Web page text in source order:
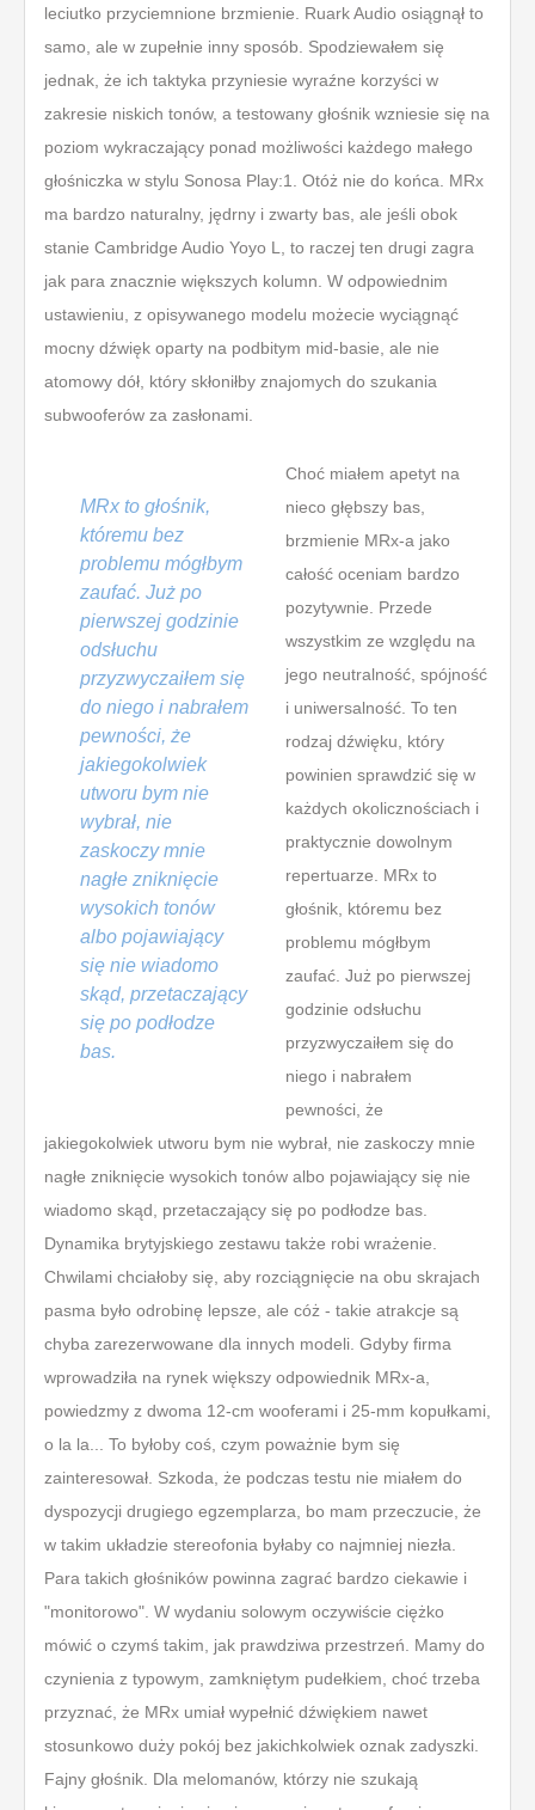
leciutko przyciemnione brzmienie. Ruark Audio osiągnął to
samo, ale w zupełnie inny sposób. Spodziewałem się
jednak, że ich taktyka przyniesie wyraźne korzyści w
zakresie niskich tonów, a testowany głośnik wzniesie się na
poziom wykraczający ponad możliwości każdego małego
głośniczka w stylu Sonosa Play:1. Otóż nie do końca. MRx
ma bardzo naturalny, jędrny i zwarty bas, ale jeśli obok
stanie Cambridge Audio Yoyo L, to raczej ten drugi zagra
jak para znacznie większych kolumn. W odpowiednim
ustawieniu, z opisywanego modelu możecie wyciągnąć
mocny dźwięk oparty na podbitym mid-basie, ale nie
atomowy dół, który skłoniłby znajomych do szukania
subwooferów za zasłonami.
MRx to głośnik,
któremu bez
problemu mógłbym
zaufać. Już po
pierwszej godzinie
odsłuchu
przyzwyczaiłem się
do niego i nabrałem
pewności, że
jakiegokolwiek
utworu bym nie
wybrał, nie
zaskoczy mnie
nagłe zniknięcie
wysokich tonów
albo pojawiający
się nie wiadomo
skąd, przetaczający
się po podłodze
bas.
Choć miałem apetyt na
nieco głębszy bas,
brzmienie MRx-a jako
całość oceniam bardzo
pozytywnie. Przede
wszystkim ze względu na
jego neutralność, spójność
i uniwersalność. To ten
rodzaj dźwięku, który
powinien sprawdzić się w
każdych okolicznościach i
praktycznie dowolnym
repertuarze. MRx to
głośnik, któremu bez
problemu mógłbym
zaufać. Już po pierwszej
godzinie odsłuchu
przyzwyczaiłem się do
niego i nabrałem
pewności, że
jakiegokolwiek utworu bym nie wybrał, nie zaskoczy mnie
nagłe zniknięcie wysokich tonów albo pojawiający się nie
wiadomo skąd, przetaczający się po podłodze bas.
Dynamika brytyjskiego zestawu także robi wrażenie.
Chwilami chciałoby się, aby rozciągnięcie na obu skrajach
pasma było odrobinę lepsze, ale cóż - takie atrakcje są
chyba zarezerwowane dla innych modeli. Gdyby firma
wprowadziła na rynek większy odpowiednik MRx-a,
powiedzmy z dwoma 12-cm wooferami i 25-mm kopułkami,
o la la... To byłoby coś, czym poważnie bym się
zainteresował. Szkoda, że podczas testu nie miałem do
dyspozycji drugiego egzemplarza, bo mam przeczucie, że
w takim układzie stereofonia byłaby co najmniej niezła.
Para takich głośników powinna zagrać bardzo ciekawie i
"monitorowo". W wydaniu solowym oczywiście ciężko
mówić o czymś takim, jak prawdziwa przestrzeń. Mamy do
czynienia z typowym, zamkniętym pudełkiem, choć trzeba
przyznać, że MRx umiał wypełnić dźwiękiem nawet
stosunkowo duży pokój bez jakichkolwiek oznak zadyszki.
Fajny głośnik. Dla melomanów, którzy nie szukają